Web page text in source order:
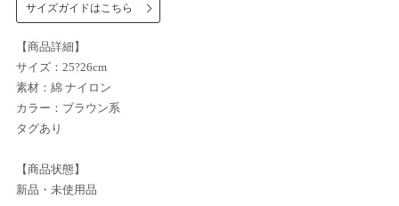
サイズガイドはこちら
【商品詳細】
サイズ：25?26cm
素材：綿 ナイロン
カラー：ブラウン系
タグあり
【商品状態】
新品・未使用品